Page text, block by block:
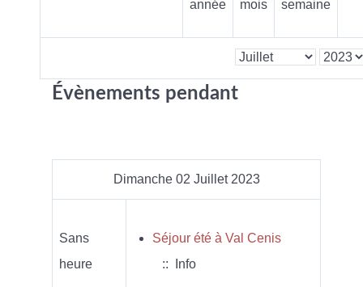
année
mois
semaine
Évènements pendant
Dimanche 02 Juillet 2023
Sans
heure
Séjour été à Val Cenis
:: Info